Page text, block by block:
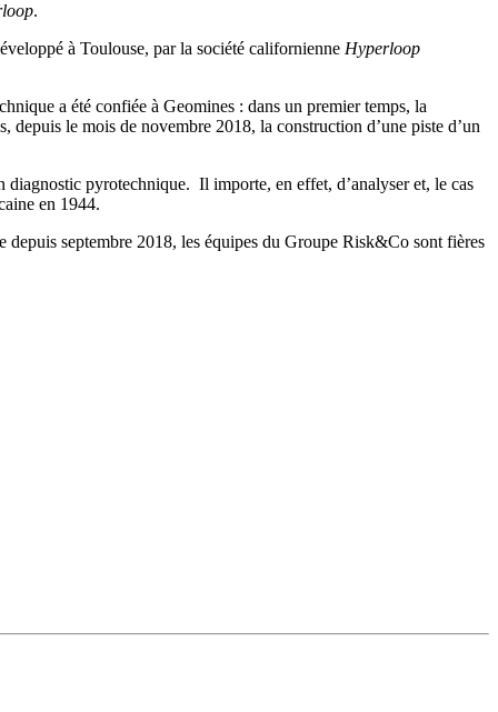
.
à Toulouse, par la société californienne Hyperloop
a été confiée à Geomines : dans un premier temps, la
depuis le mois de novembre 2018, la construction d’une piste d’un
pyrotechnique. Il importe, en effet, d’analyser et, le cas
en 1944.
depuis septembre 2018, les équipes du Groupe Risk&Co sont fières